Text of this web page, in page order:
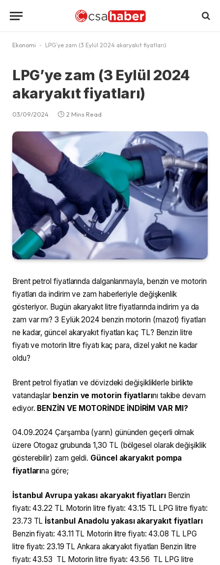
Ekonomi - LPG’ye zam (3 Eylül 2024 akaryakıt fiyatları)
LPG’ye zam (3 Eylül 2024
akaryakıt fiyatları)
03/09/2024 2 Mins Read
Brent petrol fiyatlarında dalganlanmayla, benzin ve motorin
fiyatları da indirim ve zam haberleriyle değişkenlik
gösteriyor. Bugün akaryakıt litre fiyatlarında indirim ya da
zam var mı? 3 Eylük 2024 benzin motorin (mazot) fiyatları
ne kadar, güncel akaryakıt fiyatları kaç TL? Benzin litre
fiyatı ve motorin litre fiyatı kaç para, dizel yakıt ne kadar
oldu?
Brent petrol fiyatları ve dövizdeki değişikliklerle birlikte
vatandaşlar benzin ve motorin fiyatlarını takibe devam
ediyor. BENZİN VE MOTORİNDE İNDİRİM VAR MI?
04.09.2024 Çarşamba (yarın) gününden geçerli olmak
üzere Otogaz grubunda 1,30 TL (bölgesel olarak değişiklik
gösterebilir) zam geldi. Güncel akaryakıt pompa
fiyatlarına göre;
İstanbul Avrupa yakası akaryakıt fiyatlarıBenzin
fiyatı: 43.22 TL Motorin litre fiyatı: 43.15 TL LPG litre fiyatı:
23.73 TL İstanbul Anadolu yakası akaryakıt fiyatları
Benzin fiyatı: 43.11 TL Motorin litre fiyatı: 43.08 TL LPG
litre fiyatı: 23.19 TL Ankara akaryakıt fiyatları Benzin litre
fiyatı: 43.53 TL Motorin litre fiyatı: 43.56 TL LPG litre